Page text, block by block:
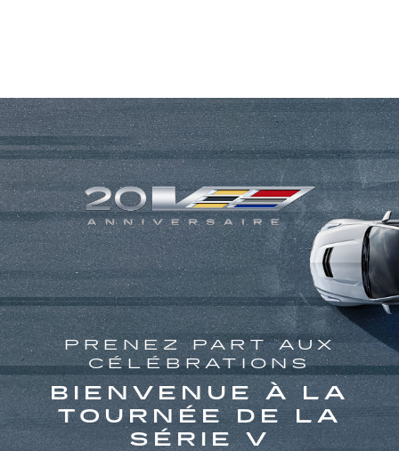
PRENEZ PART AUX
CÉLÉBRATIONS
BIENVENUE À LA
TOURNÉE DE LA
SÉRIE V